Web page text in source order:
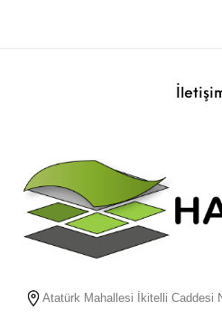
Atatürk Mahallesi İkitelli Caddesi